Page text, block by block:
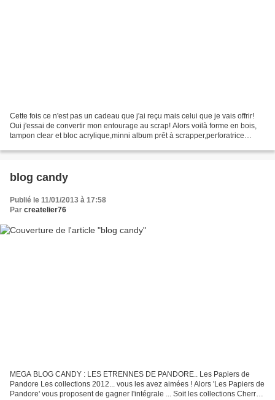
Cette fois ce n'est pas un cadeau que j'ai reçu mais celui que je vais offrir!
Oui j'essai de convertir mon entourage au scrap! Alors voilà forme en bois,
tampon clear et bloc acrylique,minni album prêt à scrapper,perforatrice
blog candy
Publié le 11/01/2013 à 17:58
Par createlier76
MEGA BLOG CANDY : LES ETRENNES DE PANDORE.. Les Papiers de
Pandore Les collections 2012... vous les avez aimées ! Alors 'Les Papiers de
Pandore' vous proposent de gagner l'intégrale ... Soit les collections Cherry